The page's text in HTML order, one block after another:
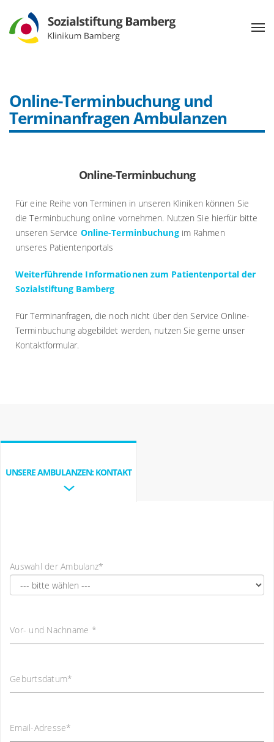
Online-Terminbuchung und
Terminanfragen Ambulanzen
Online-Terminbuchung
Für eine Reihe von Terminen in unseren Kliniken können Sie
die Terminbuchung online vornehmen. Nutzen Sie hierfür bitte
unseren Service Online-Terminbuchungim Rahmen
unseres Patientenportals
Weiterführende Informationen zum Patientenportal der
Sozialstiftung Bamberg
Für Terminanfragen, die noch nicht über den Service Online-
Terminbuchung abgebildet werden, nutzen Sie gerne unser
Kontaktformular.
UNSERE AMBULANZEN: KONTAKT
Auswahl der Ambulanz*
Vor- und Nachname *
Geburtsdatum*
Email-Adresse*